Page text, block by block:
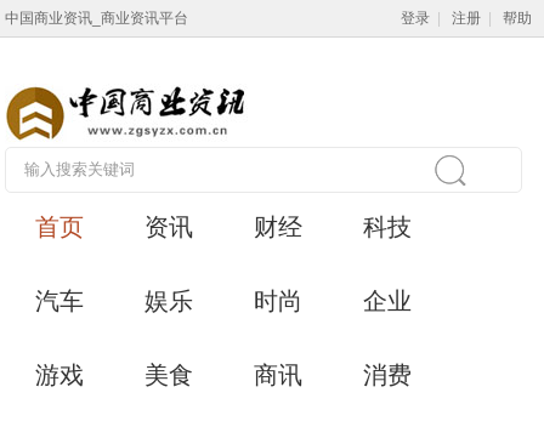
中国商业资讯_商业资讯平台 登录 注册 帮助
首页 资讯 财经 科技
汽车 娱乐 时尚 企业
游戏 美食 商讯 消费